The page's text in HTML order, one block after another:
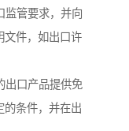
监管要求，并向
文件，如出口许
出口产品提供免
的条件，并在出